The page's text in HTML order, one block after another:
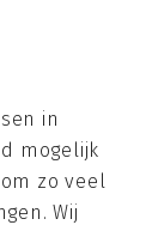
in
mogelijk
zo veel
Wij